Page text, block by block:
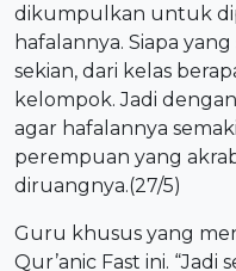
dikumpulkan untuk
hafalannya. Siapa
sekian, dari kelas
kelompok. Jadi
agar hafalannya
perempuan yang
diruangnya.(27/5)
Guru khusus yang
Qur’anic Fast ini. “Jadi